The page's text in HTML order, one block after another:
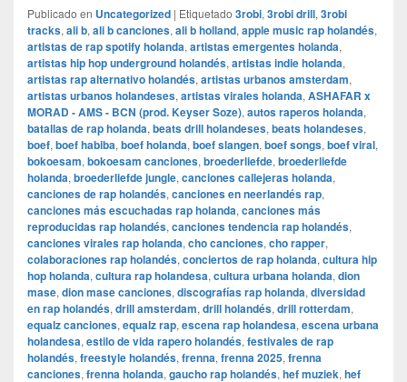
Publicado en Uncategorized | Etiquetado 3robi, 3robi drill, 3robi
tracks, ali b, ali b canciones, ali b holland, apple music rap holandés,
artistas de rap spotify holanda, artistas emergentes holanda,
artistas hip hop underground holandés, artistas indie holanda,
artistas rap alternativo holandés, artistas urbanos amsterdam,
artistas urbanos holandeses, artistas virales holanda, ASHAFAR x
MORAD - AMS - BCN (prod. Keyser Soze), autos raperos holanda,
batallas de rap holanda, beats drill holandeses, beats holandeses,
boef, boef habiba, boef holanda, boef slangen, boef songs, boef viral,
bokoesam, bokoesam canciones, broederliefde, broederliefde
holanda, broederliefde jungle, canciones callejeras holanda,
canciones de rap holandés, canciones en neerlandés rap,
canciones más escuchadas rap holanda, canciones más
reproducidas rap holandés, canciones tendencia rap holandés,
canciones virales rap holanda, cho canciones, cho rapper,
colaboraciones rap holandés, conciertos de rap holanda, cultura hip
hop holanda, cultura rap holandesa, cultura urbana holanda, dion
mase, dion mase canciones, discografías rap holanda, diversidad
en rap holandés, drill amsterdam, drill holandés, drill rotterdam,
equalz canciones, equalz rap, escena rap holandesa, escena urbana
holandesa, estilo de vida rapero holandés, festivales de rap
holandés, freestyle holandés, frenna, frenna 2025, frenna
canciones, frenna holanda, gaucho rap holandés, hef muziek, hef